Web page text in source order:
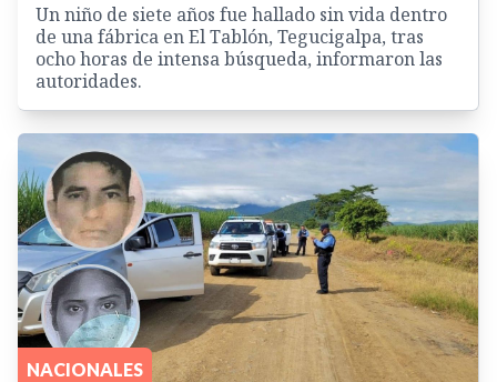
Un niño de siete años fue hallado sin vida dentro
de una fábrica en El Tablón, Tegucigalpa, tras
ocho horas de intensa búsqueda, informaron las
autoridades.
NACIONALES